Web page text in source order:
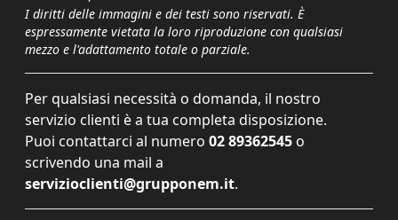
I diritti delle immagini e dei testi sono riservati. È
espressamente vietata la loro riproduzione con qualsiasi
mezzo e l'adattamento totale o parziale.
Per qualsiasi necessità o domanda, il nostro
servizio clienti è a tua completa disposizione.
Puoi contattarci al numero 02 89362545 o
scrivendo una mail a
servizioclienti@grupponem.it.